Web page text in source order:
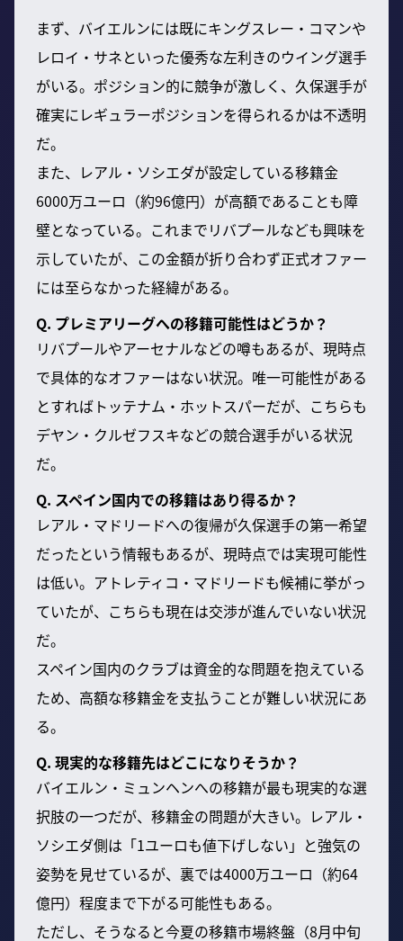
まず、バイエルンには既にキングスレー・コマンや
レロイ・サネといった優秀な左利きのウイング選手
がいる。ポジション的に競争が激しく、久保選手が
確実にレギュラーポジションを得られるかは不透明
だ。
また、レアル・ソシエダが設定している移籍金
6000万ユーロ（約96億円）が高額であることも障
壁となっている。これまでリバプールなども興味を
示していたが、この金額が折り合わず正式オファー
には至らなかった経緯がある。
Q. プレミアリーグへの移籍可能性はどうか？
リバプールやアーセナルなどの噂もあるが、現時点
で具体的なオファーはない状況。唯一可能性がある
とすればトッテナム・ホットスパーだが、こちらも
デヤン・クルゼフスキなどの競合選手がいる状況
だ。
Q. スペイン国内での移籍はあり得るか？
レアル・マドリードへの復帰が久保選手の第一希望
だったという情報もあるが、現時点では実現可能性
は低い。アトレティコ・マドリードも候補に挙がっ
ていたが、こちらも現在は交渉が進んでいない状況
だ。
スペイン国内のクラブは資金的な問題を抱えている
ため、高額な移籍金を支払うことが難しい状況にあ
る。
Q. 現実的な移籍先はどこになりそうか？
バイエルン・ミュンヘンへの移籍が最も現実的な選
択肢の一つだが、移籍金の問題が大きい。レアル・
ソシエダ側は「1ユーロも値下げしない」と強気の
姿勢を見せているが、裏では4000万ユーロ（約64
億円）程度まで下がる可能性もある。
ただし、そうなると今夏の移籍市場終盤（8月中旬